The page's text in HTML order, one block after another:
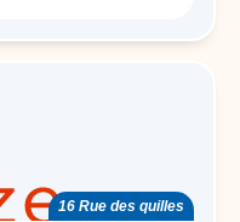
16 Rue des quilles